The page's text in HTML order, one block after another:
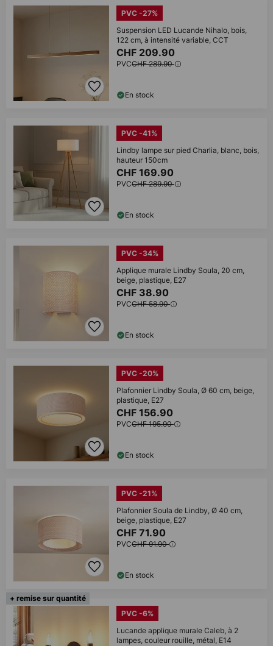
PVC -27%
Suspension LED Lucande Nihalo, bois,
122 cm, à intensité variable, CCT
CHF 209.90
PVCCHF 289.90
En stock
PVC -41%
Lindby lampe sur pied Charlia, blanc, bois,
hauteur 150cm
CHF 169.90
PVCCHF 289.90
En stock
PVC -34%
Applique murale Lindby Soula, 20 cm,
beige, plastique, E27
CHF 38.90
PVCCHF 58.90
En stock
PVC -20%
Plafonnier Lindby Soula, Ø 60 cm, beige,
plastique, E27
CHF 156.90
PVCCHF 195.90
En stock
PVC -21%
Plafonnier Soula de Lindby, Ø 40 cm,
beige, plastique, E27
CHF 71.90
PVCCHF 91.90
En stock
+ remise sur quantité
PVC -6%
Lucande applique murale Caleb, à 2
lampes, couleur rouille, métal, E14